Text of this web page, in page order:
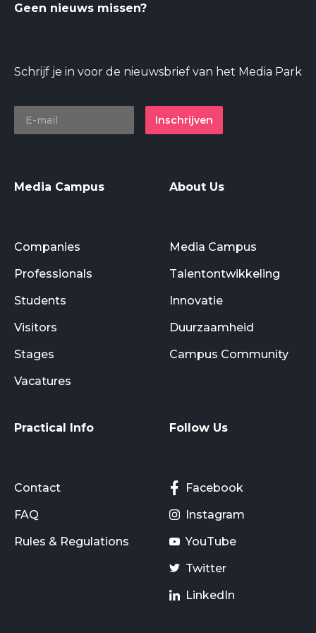
Geen nieuws missen?
Schrijf je in voor de nieuwsbrief van het Media Park
Inschrijven
Media Campus
Companies
Professionals
Students
Visitors
Stages
Vacatures
About Us
Media Campus
Talentontwikkeling
Innovatie
Duurzaamheid
Campus Community
Practical Info
Contact
FAQ
Rules & Regulations
Follow Us
Facebook
Instagram
YouTube
Twitter
LinkedIn